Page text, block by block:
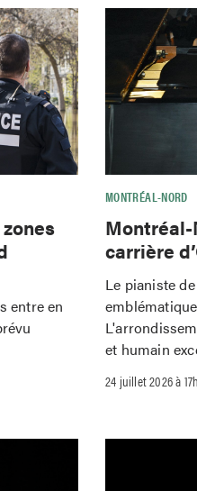
entre en
MONTRÉAL-NORD
carrière
Le pianiste
et humain
24 juillet 2026 à